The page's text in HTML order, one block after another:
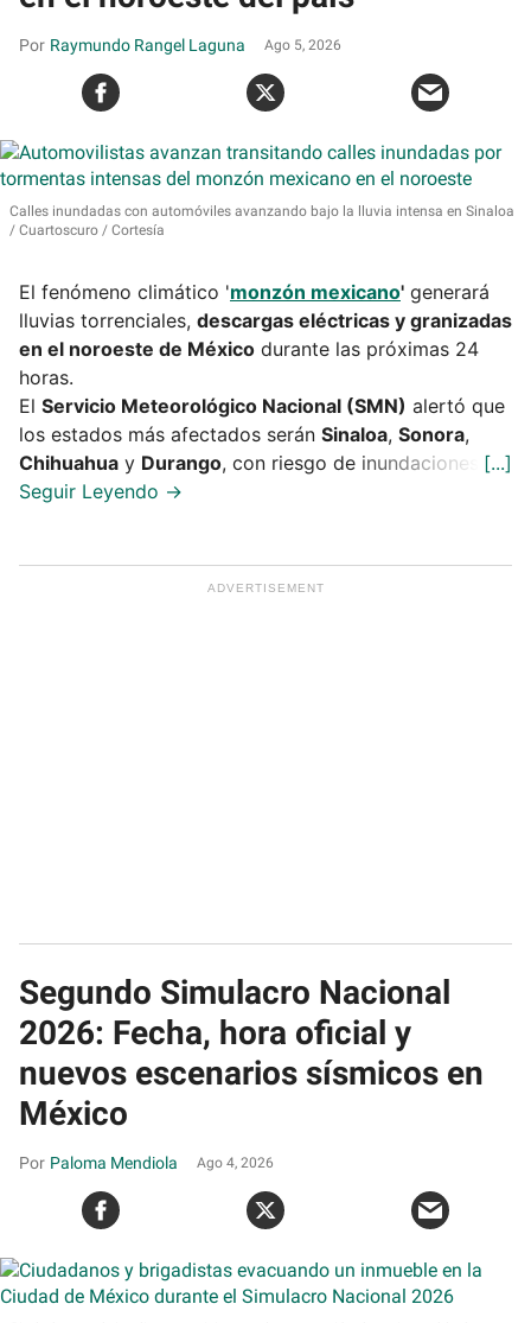
Raymundo Rangel Laguna Ago 5, 2026
Calles inundadas con automóviles avanzando bajo la lluvia intensa en Sinaloa
Cuartoscuro / Cortesía
El fenómeno climático 'monzón mexicano' generará
lluvias torrenciales, descargas eléctricas y granizadas
en el noroeste de México durante las próximas 24
horas.
El Servicio Meteorológico Nacional (SMN) alertó que
los estados más afectados serán Sinaloa, Sonora,
Chihuahua y Durango, con riesgo de inundaciones.
Segundo Simulacro Nacional
2026: Fecha, hora oficial y
nuevos escenarios sísmicos en
México
Paloma Mendiola Ago 4, 2026